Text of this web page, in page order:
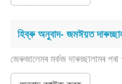
হিব্ৰু অনুবাদ- জমঈয়ত
জেৰুজালেমৰ মৰ্কজ দাৰুচ্ছালামৰ